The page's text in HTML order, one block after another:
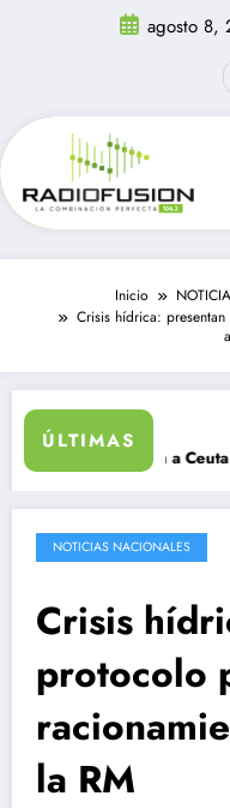
agosto 8,
Inicio
Crisis hídrica:
ÚLTIMAS
ingresan a Ceuta en
NOTICIAS NACIONALES
Crisis
protocolo
la RM